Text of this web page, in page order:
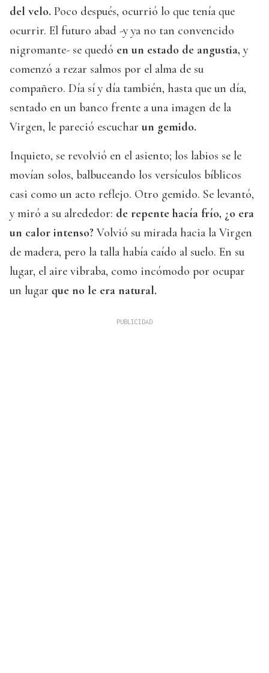
del velo. Poco después, ocurrió lo que tenía que
ocurrir. El futuro abad -y ya no tan convencido
nigromante- se quedó en un estado de angustia, y
comenzó a rezar salmos por el alma de su
compañero. Día sí y día también, hasta que un día,
sentado en un banco frente a una imagen de la
Virgen, le pareció escuchar un gemido.
Inquieto, se revolvió en el asiento; los labios se le
movían solos, balbuceando los versículos bíblicos
casi como un acto reflejo. Otro gemido. Se levantó,
y miró a su alrededor: de repente hacía frío, ¿o era
un calor intenso? Volvió su mirada hacia la Virgen
de madera, pero la talla había caído al suelo. En su
lugar, el aire vibraba, como incómodo por ocupar
un lugar que no le era natural.